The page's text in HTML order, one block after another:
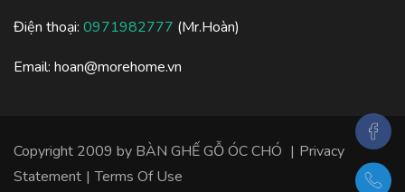
Điện thoại: 0971982777 (Mr.Hoàn)
Email: hoan@morehome.vn
Copyright 2009 by BÀN GHẾ GỖ ÓC CHÓ | Privacy
Statement | Terms Of Use